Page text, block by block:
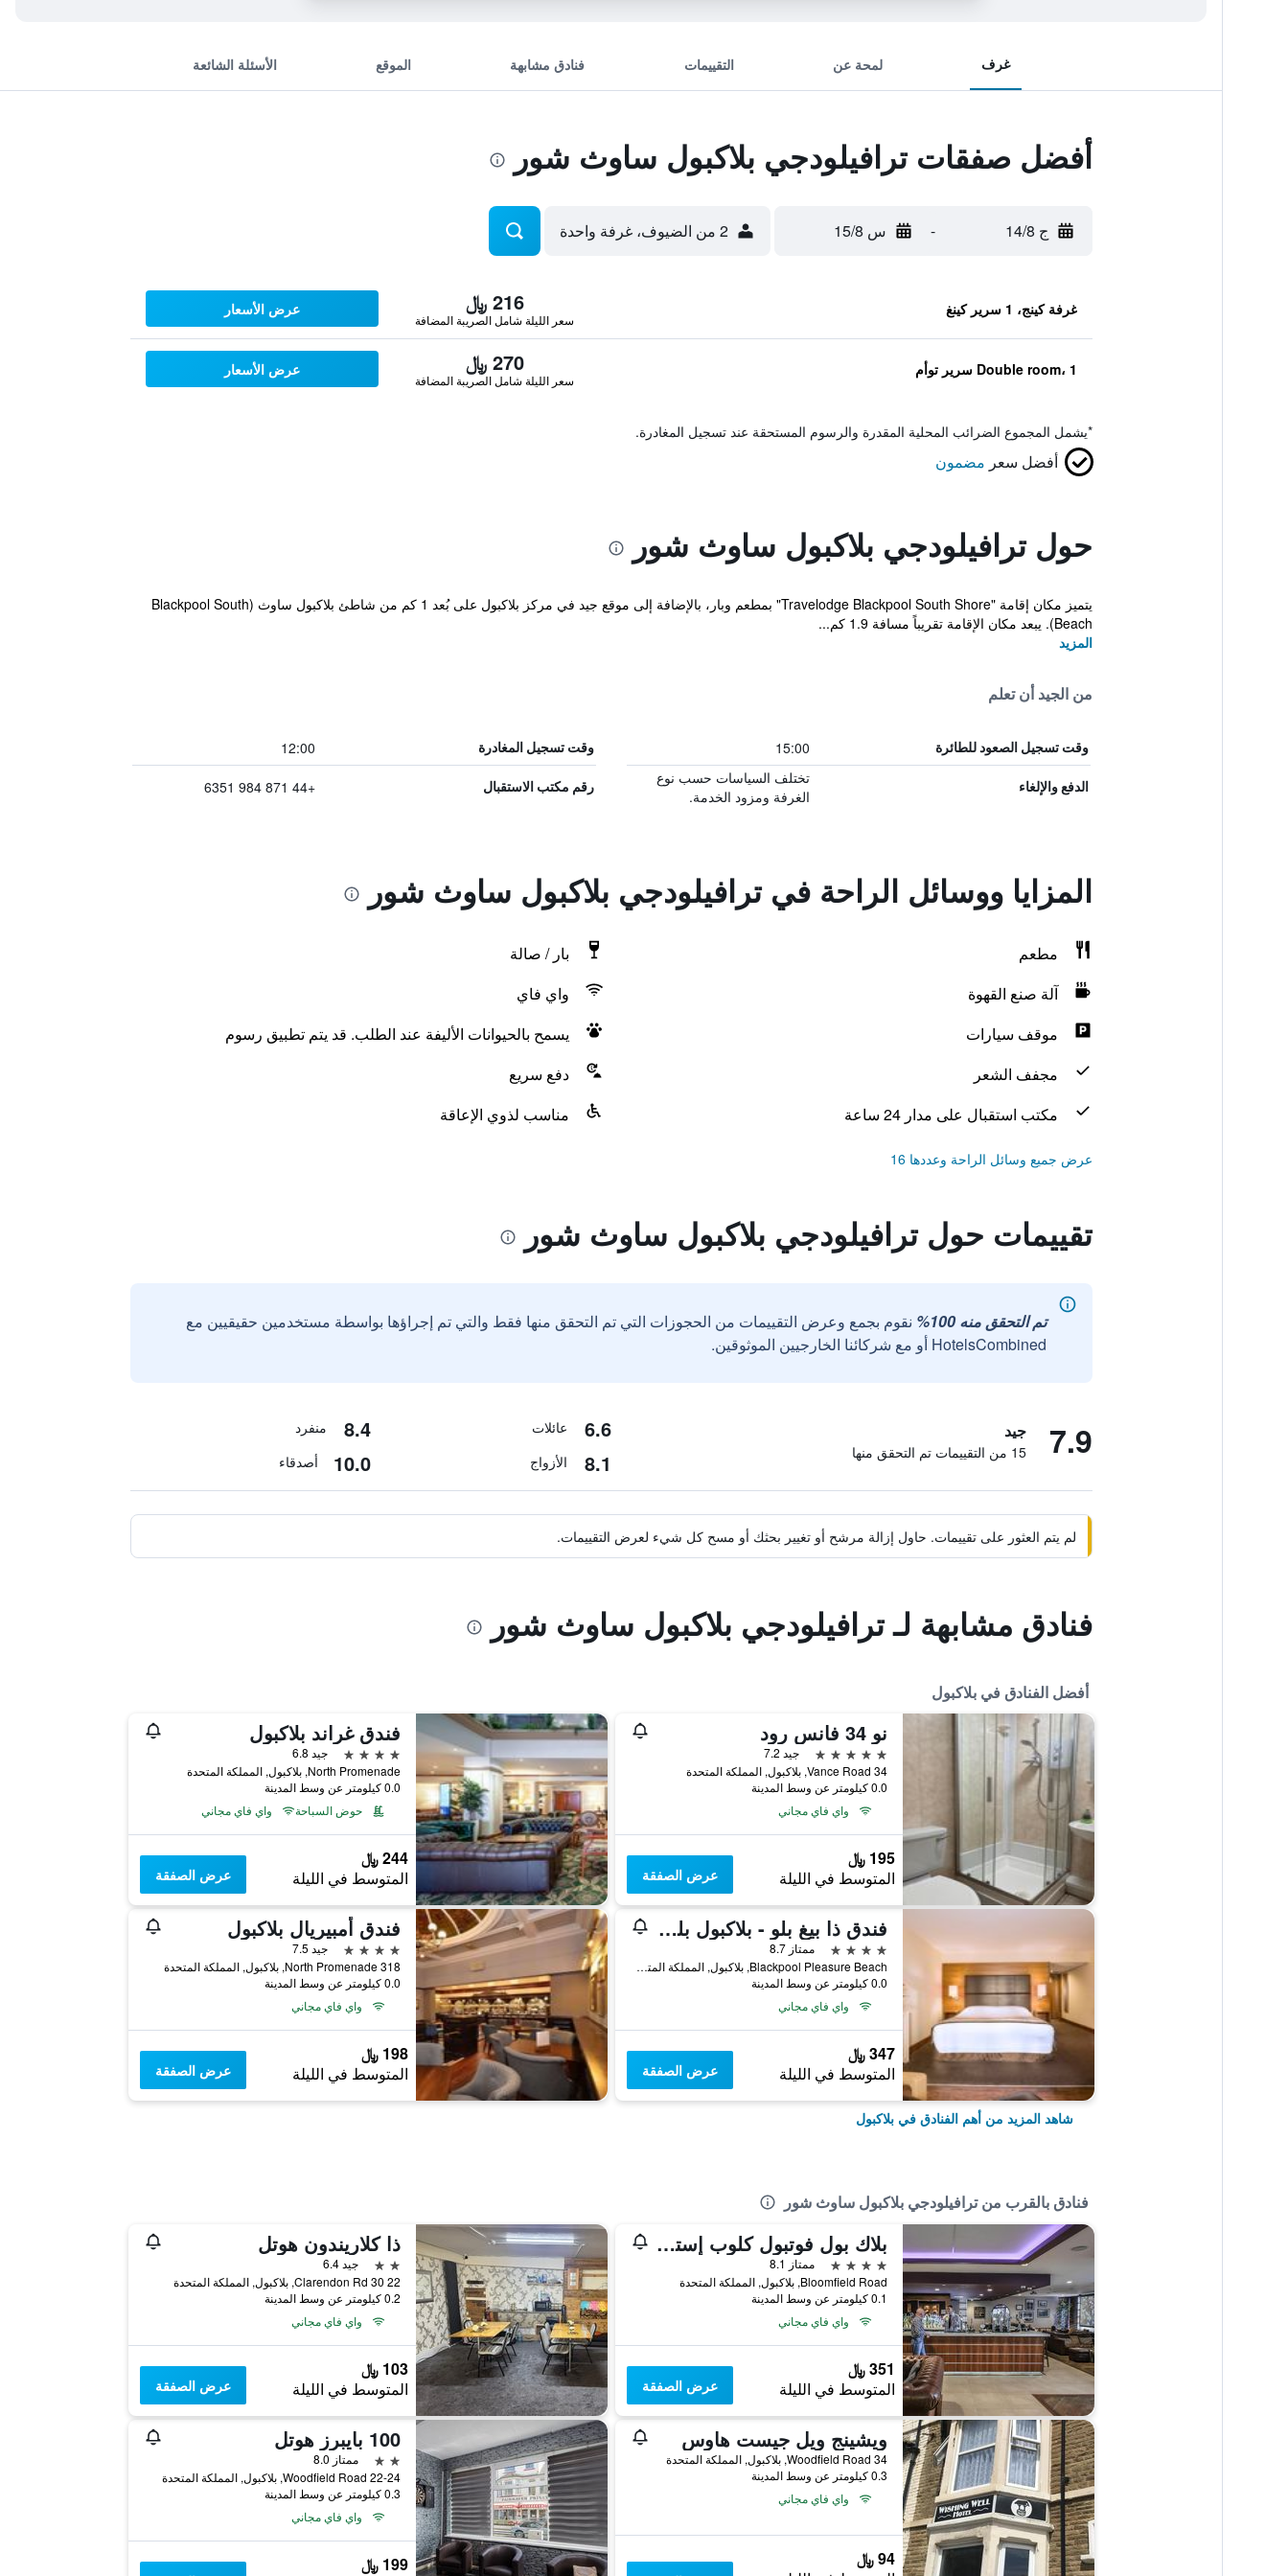
غرف لمحة عن التقييمات فنادق مشابهة الموقع الأسئلة الشائعة
أفضل صفقات ترافيلودجي بلاكبول ساوث شور
ج 14/8 - س 15/8 2 من الضيوف، غرفة واحدة
غرفة كينج، 1 سرير كينغ 216 ﷼
سعر الليلة شامل الصريبة المضافة
عرض الأسعار
Double room، 1 سرير توأم 270 ﷼
سعر الليلة شامل الصريبة المضافة
عرض الأسعار
*يشمل المجموع الضرائب المحلية المقدرة والرسوم المستحقة عند تسجيل المغادرة.
أفضل سعر مضمون
حول ترافيلودجي بلاكبول ساوث شور
يتميز مكان إقامة "Travelodge Blackpool South Shore" بمطعم وبار، بالإضافة إلى موقع جيد في مركز بلاكبول على بُعد 1 كم من شاطئ بلاكبول ساوث (Blackpool South
Beach). يبعد مكان الإقامة تقريباً مسافة 1.9 كم...
المزيد
من الجيد أن تعلم
وقت تسجيل الصعود للطائرة 15:00 وقت تسجيل المغادرة 12:00
الدفع والإلغاء
تختلف السياسات حسب نوع
الغرفة ومزود الخدمة.
رقم مكتب الاستقبال +44 871 984 6351
المزايا ووسائل الراحة في ترافيلودجي بلاكبول ساوث شور
مطعم
بار / صالة
آلة صنع القهوة
واي فاي
موقف سيارات
يسمح بالحيوانات الأليفة عند الطلب. قد يتم تطبيق رسوم
مجفف الشعر
دفع سريع
مكتب استقبال على مدار 24 ساعة
مناسب لذوي الإعاقة
عرض جميع وسائل الراحة وعددها 16
تقييمات حول ترافيلودجي بلاكبول ساوث شور
تم التحقق منه 100%
نقوم بجمع وعرض التقييمات من الحجوزات التي تم التحقق منها فقط والتي تم إجراؤها بواسطة مستخدمين حقيقيين مع
HotelsCombined أو مع شركائنا الخارجيين الموثوقين.
7.9 جيد
15 من التقييمات تم التحقق منها
6.6 عائلات 8.4 منفرد
8.1 الأزواج 10.0 أصدقاء
لم يتم العثور على تقييمات. حاول إزالة مرشح أو تغيير بحثك أو مسح كل شيء لعرض التقييمات.
فنادق مشابهة لـ ترافيلودجي بلاكبول ساوث شور
أفضل الفنادق في بلاكبول
نو 34 فانس رود
5 نجوم
جيد 7.2
34 Vance Road, بلاكبول, المملكة المتحدة
0.0 كيلومتر عن وسط المدينة
واي فاي مجاني
195 ﷼
المتوسط في الليلة عرض الصفقة
فندق غراند بلاكبول
4 نجوم
جيد 6.8
North Promenade, بلاكبول, المملكة المتحدة
0.0 كيلومتر عن وسط المدينة
حوض السباحة
واي فاي مجاني
244 ﷼
المتوسط في الليلة عرض الصفقة
فندق ذا بيغ بلو - بلاكبول بليجَر بيتش
4 نجوم
ممتاز 8.7
Blackpool Pleasure Beach, بلاكبول, المملكة المتحدة
0.0 كيلومتر عن وسط المدينة
واي فاي مجاني
347 ﷼
المتوسط في الليلة عرض الصفقة
فندق أمبيريال بلاكبول
4 نجوم
جيد 7.5
318 North Promenade, بلاكبول, المملكة المتحدة
0.0 كيلومتر عن وسط المدينة
واي فاي مجاني
198 ﷼
المتوسط في الليلة عرض الصفقة
شاهد المزيد من أهم الفنادق في بلاكبول
فنادق بالقرب من ترافيلودجي بلاكبول ساوث شور
بلاك بول فوتبول كلوب إستاديوم هوتل، أحد أعضاء راديسون إنديفيجوالز
4 نجوم
ممتاز 8.1
Bloomfield Road, بلاكبول, المملكة المتحدة
0.1 كيلومتر عن وسط المدينة
واي فاي مجاني
351 ﷼
المتوسط في الليلة عرض الصفقة
ذا كلاريندون هوتل
2 نجمتين
جيد 6.4
22 30 Clarendon Rd, بلاكبول, المملكة المتحدة
0.2 كيلومتر عن وسط المدينة
واي فاي مجاني
103 ﷼
المتوسط في الليلة عرض الصفقة
ويشينج ويل جيست هاوس
34 Woodfield Road, بلاكبول, المملكة المتحدة
0.3 كيلومتر عن وسط المدينة
واي فاي مجاني
94 ﷼
100 بايبرز هوتل
2 نجمتين
ممتاز 8.0
22-24 Woodfield Road, بلاكبول, المملكة المتحدة
0.3 كيلومتر عن وسط المدينة
واي فاي مجاني
199 ﷼